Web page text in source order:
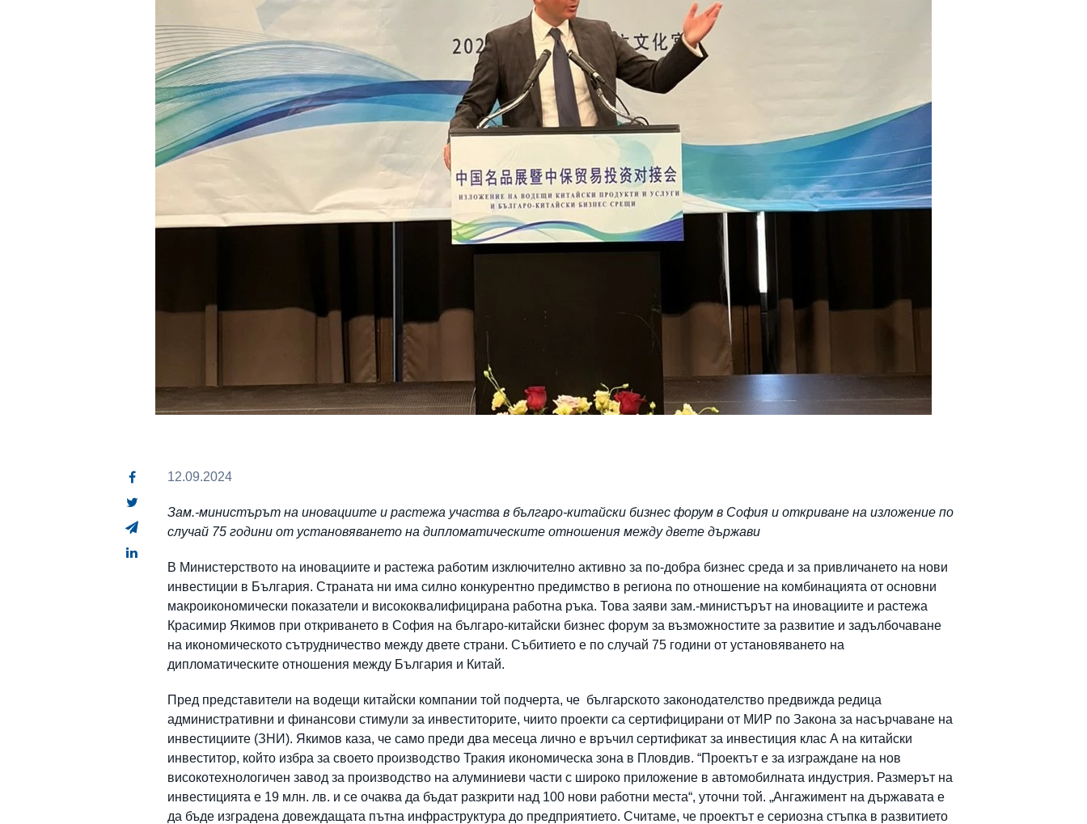
12.09.2024
Зам.-министърът на иновациите и растежа участва в българо-китайски бизнес форум в София и откриване на изложение по
случай 75 години от установяването на дипломатическите отношения между двете държави
В Министерството на иновациите и растежа работим изключително активно за по-добра бизнес среда и за привличането на нови
инвестиции в България. Страната ни има силно конкурентно предимство в региона по отношение на комбинацията от основни
макроикономически показатели и висококвалифицирана работна ръка. Това заяви зам.-министърът на иновациите и растежа
Красимир Якимов при откриването в София на българо-китайски бизнес форум за възможностите за развитие и задълбочаване
на икономическото сътрудничество между двете страни. Събитието е по случай 75 години от установяването на
дипломатическите отношения между България и Китай.
Пред представители на водещи китайски компании той подчерта, че българското законодателство предвижда редица
административни и финансови стимули за инвеститорите, чиито проекти са сертифицирани от МИР по Закона за насърчаване на
инвестициите (ЗНИ). Якимов каза, че само преди два месеца лично е връчил сертификат за инвестиция клас А на китайски
инвеститор, който избра за своето производство Тракия икономическа зона в Пловдив. “Проектът е за изграждане на нов
високотехнологичен завод за производство на алуминиеви части с широко приложение в автомобилната индустрия. Размерът на
инвестицията е 19 млн. лв. и се очаква да бъдат разкрити над 100 нови работни места“, уточни той. „Ангажимент на държавата е
да бъде изградена довеждащата пътна инфраструктура до предприятието. Считаме, че проектът е сериозна стъпка в развитието